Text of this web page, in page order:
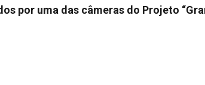
por uma das câmeras do Projeto